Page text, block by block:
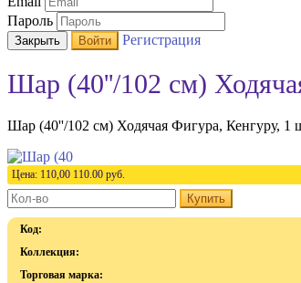
Пароль
Закрыть Войти Регистрация
Шар (40''/102 см)
Шар (40''/102 см) Ходячая Фигура, Кенгуру, 1
Цена: 110,00 110.00 руб.
Купить
Код:
Коллекция:
Торговая марка: